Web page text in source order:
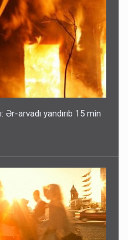
Ər-arvadı yandırıb 15 min